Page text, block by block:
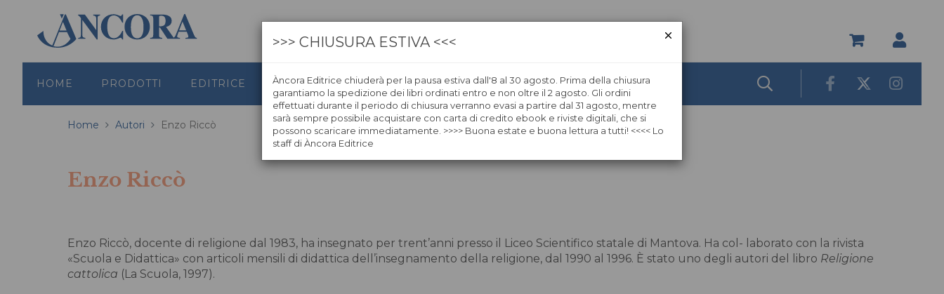
HOME PRODOTTI EDITRICE GRAFICA LIBRERIE ÀNCORAWOW
Home Autori Enzo Riccò
Enzo Riccò
Enzo Riccò, docente di religione dal 1983, ha insegnato per trent’anni presso il Liceo Scientifico statale di Mantova. Ha col- laborato con la rivista
«Scuola e Didattica» con articoli mensili di didattica dell’insegnamento della religione, dal 1990 al 1996. È stato uno degli autori del libro Religione
cattolica (La Scuola, 1997).
>>> CHIUSURA ESTIVA <<<
Àncora Editrice chiuderà per la pausa estiva dall'8 al 30 agosto. Prima della chiusura
garantiamo la spedizione dei libri ordinati entro e non oltre il 2 agosto. Gli ordini
effettuati durante il periodo di chiusura verranno evasi a partire dal 31 agosto, mentre
sarà sempre possibile acquistare con carta di credito ebook e riviste digitali, che si
possono scaricare immediatamente. >>>> Buona estate e buona lettura a tutti! <<<< Lo
staff di Àncora Editrice